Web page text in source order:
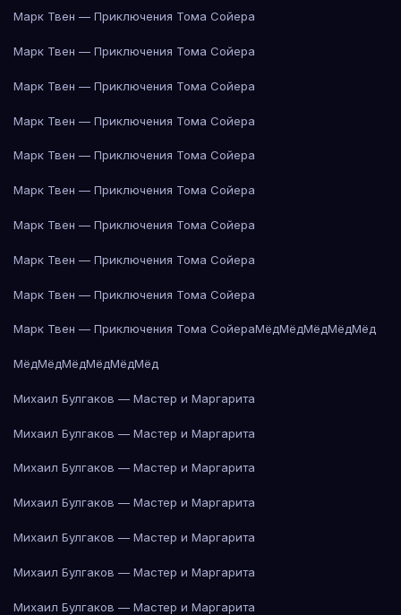
Марк Твен — Приключения Тома Сойера
Марк Твен — Приключения Тома Сойера
Марк Твен — Приключения Тома Сойера
Марк Твен — Приключения Тома Сойера
Марк Твен — Приключения Тома Сойера
Марк Твен — Приключения Тома Сойера
Марк Твен — Приключения Тома Сойера
Марк Твен — Приключения Тома Сойера
Марк Твен — Приключения Тома Сойера
Марк Твен — Приключения Тома СойераМёдМёдМёдМёдМёд
МёдМёдМёдМёдМёдМёд
Михаил Булгаков — Мастер и Маргарита
Михаил Булгаков — Мастер и Маргарита
Михаил Булгаков — Мастер и Маргарита
Михаил Булгаков — Мастер и Маргарита
Михаил Булгаков — Мастер и Маргарита
Михаил Булгаков — Мастер и Маргарита
Михаил Булгаков — Мастер и Маргарита